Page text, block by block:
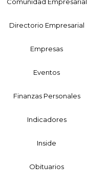
Directorio Empresarial
Empresas
Eventos
Finanzas Personales
Indicadores
Inside
Obituarios